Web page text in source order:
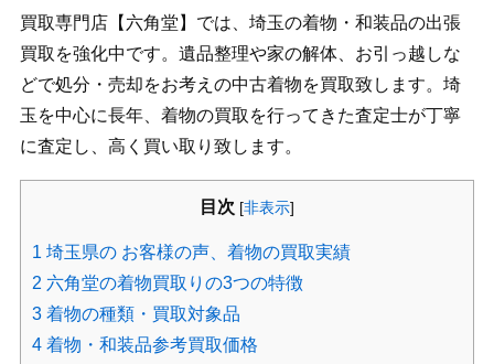
買取専門店【六角堂】では、埼玉の着物・和装品の出張
買取を強化中です。遺品整理や家の解体、お引っ越しな
どで処分・売却をお考えの中古着物を買取致します。埼
玉を中心に長年、着物の買取を行ってきた査定士が丁寧
に査定し、高く買い取り致します。
目次 [非表示]
1 埼玉県の お客様の声、着物の買取実績
2 六角堂の着物買取りの3つの特徴
3 着物の種類・買取対象品
4 着物・和装品参考買取価格